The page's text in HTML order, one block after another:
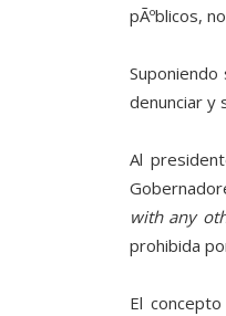
pÃºblicos,
denunciar y
Al
with any
prohibida
El